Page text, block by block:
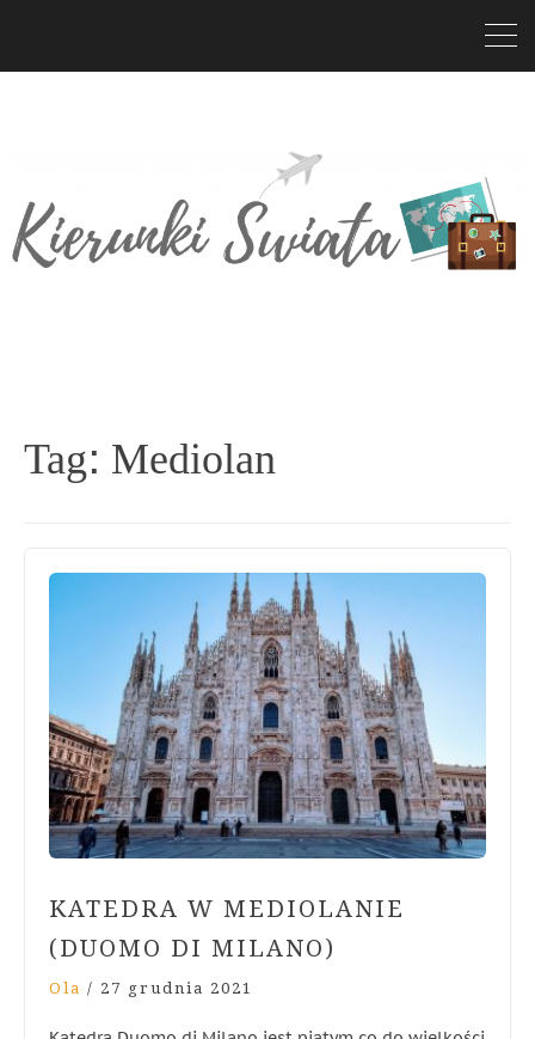
Tag: Mediolan
KATEDRA W MEDIOLANIE
(DUOMO DI MILANO)
Ola / 27 grudnia 2021